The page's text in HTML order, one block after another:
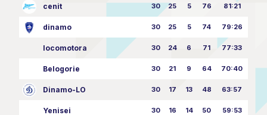
cenit 30 25 5 76 81:21
dinamo 30 25 5 74 79:26
locomotora 30 24 6 71 77:33
Belogorie 30 21 9 64 70:40
Dinamo-LO 30 17 13 48 63:57
Yenisei 30 16 14 50 59:53